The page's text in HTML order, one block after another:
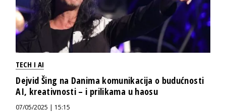
TECH I AI
Dejvid Šing na Danima komunikacija o budućnosti
AI, kreativnosti – i prilikama u haosu
07/05/2025 | 15:15